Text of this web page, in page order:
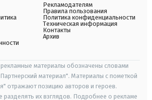
Рекламодателям
Правила пользования
Политика конфиденциальности
Техническая информация
Контакты
Архив
материалы обозначены словами
материал". Материалы с пометкой
отражают позицию авторов и героев.
разделять их взглядов. Подробнее о рекламе